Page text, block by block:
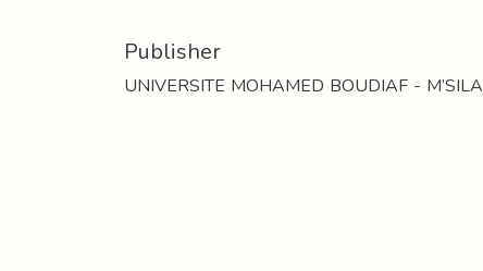
Publisher
UNIVERSITE MOHAMED BOUDIAF - M’SILA